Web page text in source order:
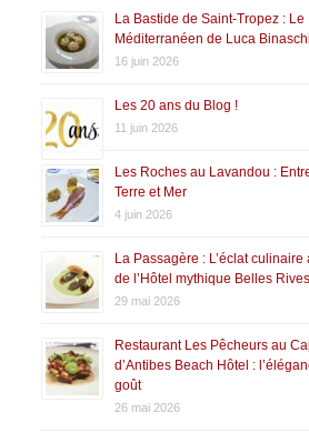
La Bastide de Saint-Tropez : Le
Méditerranéen de Luca Binaschi
16 juin 2026
Les 20 ans du Blog !
11 juin 2026
Les Roches au Lavandou :
Terre et Mer
4 juin 2026
La Passagère : L’éclat
de l’Hôtel mythique Belles Rives
29 mai 2026
Restaurant Les Pêcheurs au
d’Antibes Beach Hôtel :
goût
26 mai 2026